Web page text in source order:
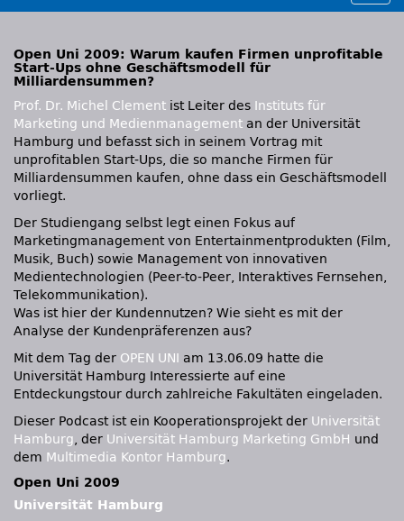
Open Uni 2009: Warum kaufen Firmen unprofitable
Start-Ups ohne Geschäftsmodell für
Milliardensummen?
Prof. Dr. Michel Clement ist Leiter des Instituts für
Marketing und Medienmanagement an der Universität
Hamburg und befasst sich in seinem Vortrag mit
unprofitablen Start-Ups, die so manche Firmen für
Milliardensummen kaufen, ohne dass ein Geschäftsmodell
vorliegt.
Der Studiengang selbst legt einen Fokus auf
Marketingmanagement von Entertainmentprodukten (Film,
Musik, Buch) sowie Management von innovativen
Medientechnologien (Peer-to-Peer, Interaktives Fernsehen,
Telekommunikation).
Was ist hier der Kundennutzen? Wie sieht es mit der
Analyse der Kundenpräferenzen aus?
Mit dem Tag der OPEN UNI am 13.06.09 hatte die
Universität Hamburg Interessierte auf eine
Entdeckungstour durch zahlreiche Fakultäten eingeladen.
Dieser Podcast ist ein Kooperationsprojekt der Universität
Hamburg, der Universität Hamburg Marketing GmbH und
dem Multimedia Kontor Hamburg.
Open Uni 2009
Universität Hamburg